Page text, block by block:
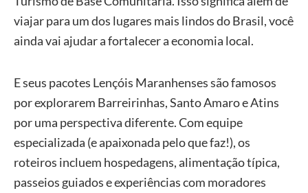
viajar para um dos lugares mais lindos do Brasil, você
ainda vai ajudar a fortalecer a economia local.
E seus pacotes Lençóis Maranhenses são famosos
por explorarem Barreirinhas, Santo Amaro e Atins
por uma perspectiva diferente. Com equipe
especializada (e apaixonada pelo que faz!), os
roteiros incluem hospedagens, alimentação típica,
passeios guiados e experiências com moradores